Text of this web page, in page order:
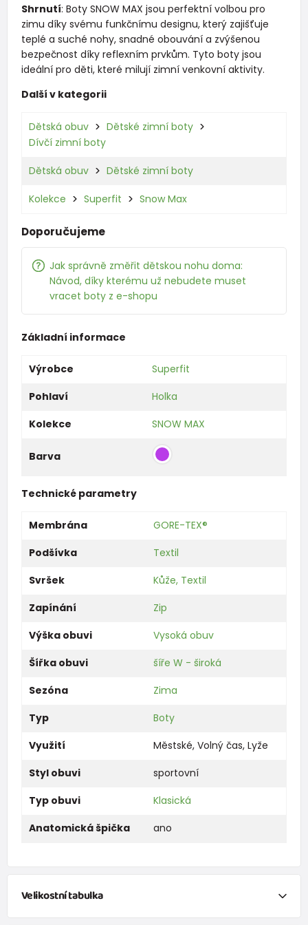
Shrnutí: Boty SNOW MAX jsou perfektní volbou pro
zimu díky svému funkčnímu designu, který zajišťuje
teplé a suché nohy, snadné obouvání a zvýšenou
bezpečnost díky reflexním prvkům. Tyto boty jsou
ideální pro děti, které milují zimní venkovní aktivity.
Další v kategorii
Dětská obuv
Dětské zimní boty
Dívčí zimní boty
Dětská obuv Dětské zimní boty
Kolekce Superfit Snow Max
Doporučujeme
Jak správně změřit dětskou nohu doma:
Návod, díky kterému už nebudete muset
vracet boty z e-shopu
Základní informace
Výrobce
Superfit
Pohlaví
Holka
Kolekce
SNOW MAX
Barva
Technické parametry
Membrána
GORE-TEX®
Podšívka
Textil
Svršek
Kůže, Textil
Zapínání
Zip
Výška obuvi
Vysoká obuv
Šířka obuvi
šíře W - široká
Sezóna
Zima
Typ
Boty
Využití
Městské, Volný čas, Lyže
Styl obuvi
sportovní
Typ obuvi
Klasická
Anatomická špička
ano
Velikostní tabulka